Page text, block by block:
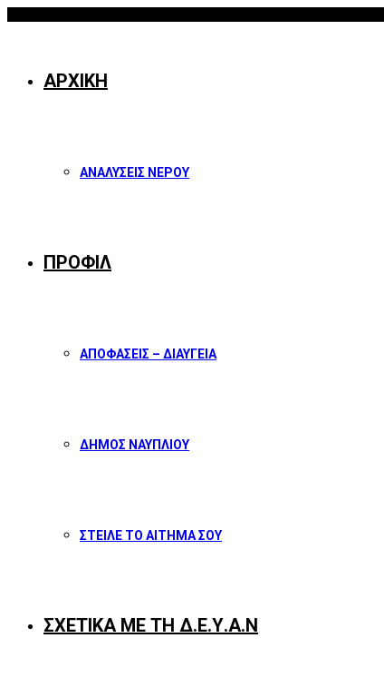
ΑΡΧΙΚΗ
ΑΝΑΛΥΣΕΙΣ ΝΕΡΟΥ
ΠΡΟΦΙΛ
ΑΠΟΦΑΣΕΙΣ – ΔΙΑΥΓΕΙΑ
ΔΗΜΟΣ ΝΑΥΠΛΙΟΥ
ΣΤΕΙΛΕ ΤΟ ΑΙΤΗΜΑ ΣΟΥ
ΣΧΕΤΙΚΑ ΜΕ ΤΗ Δ.Ε.Υ.Α.Ν